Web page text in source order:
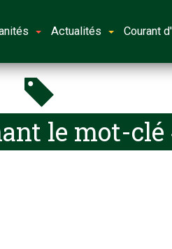
Actualités Courant
le mot-clé